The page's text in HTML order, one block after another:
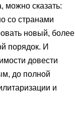
можно сказать:
со странами
новый, более
порядок. И
довести
до полной
и